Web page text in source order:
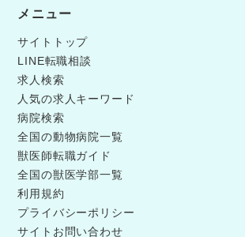
メニュー
サイトトップ
LINE転職相談
求人検索
人気の求人キーワード
病院検索
全国の動物病院一覧
獣医師転職ガイド
全国の獣医学部一覧
利用規約
プライバシーポリシー
サイトお問い合わせ